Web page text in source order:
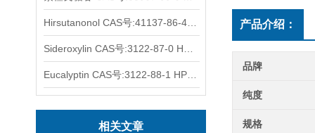
相关文章
产品介绍：
品牌
纯度
规格